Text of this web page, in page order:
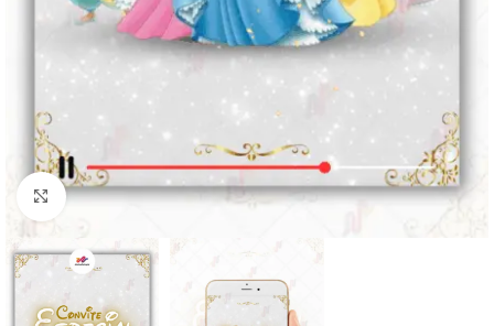
Clique para ampliar